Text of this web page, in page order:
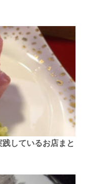
しているお店まと